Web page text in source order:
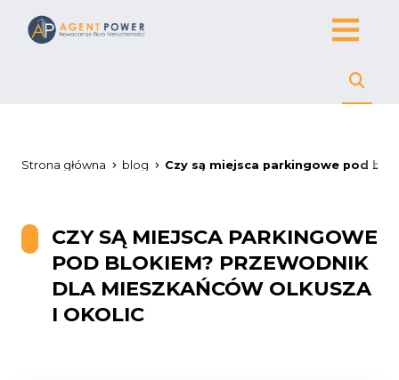
Strona główna blog Czy są miejsca parkingowe pod
CZY SĄ MIEJSCA PARKINGOWE
POD BLOKIEM? PRZEWODNIK
DLA MIESZKAŃCÓW OLKUSZA
I OKOLIC